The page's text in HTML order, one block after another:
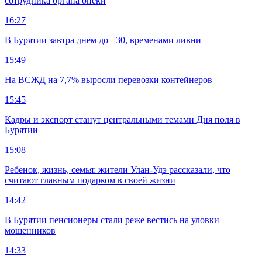
16:27
В Бурятии завтра днем до +30, временами ливни
15:49
На ВСЖД на 7,7% выросли перевозки контейнеров
15:45
Кадры и экспорт станут центральными темами Дня поля в
Бурятии
15:08
Ребенок, жизнь, семья: жители Улан-Удэ рассказали, что
считают главным подарком в своей жизни
14:42
В Бурятии пенсионеры стали реже вестись на уловки
мошенников
14:33